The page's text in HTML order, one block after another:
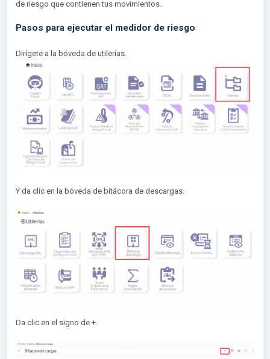
de riesgo que contienen tus movimientos.
Pasos para ejecutar el medidor de riesgo
Dirígete a la bóveda de utilerías.
Y da clic en la bóveda de bitácora de descargas.
Da clic en el signo de +.